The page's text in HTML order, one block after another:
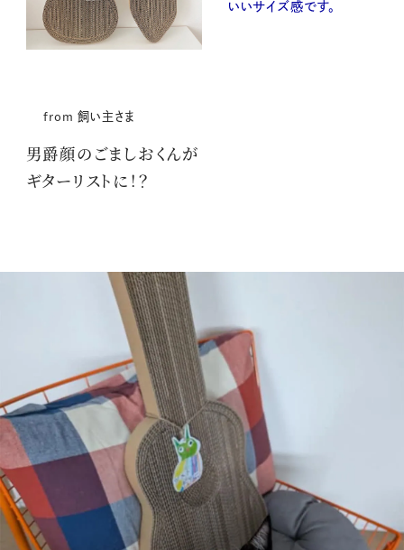
いいサイズ感です。
from 飼い主さま
男爵顔のごましおくんが
ギターリストに！？